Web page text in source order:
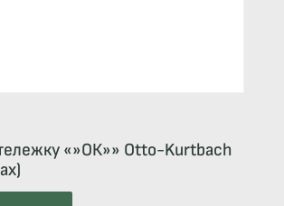
«»ОК»» Otto-Kurtbach